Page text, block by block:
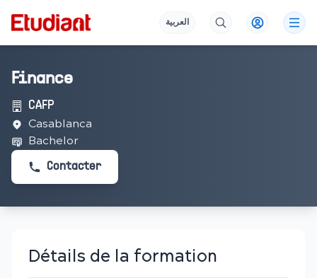
العربية
Finance
CAFP
Casablanca
Bachelor
Contacter
Détails de la formation